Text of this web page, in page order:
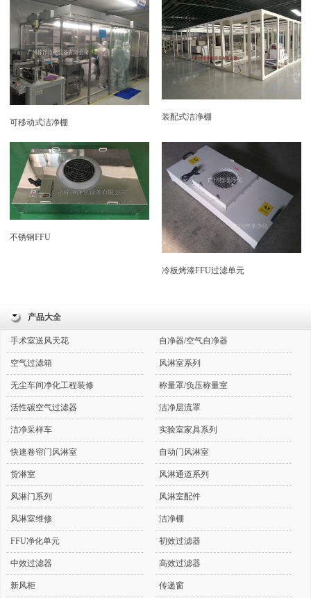
可移动式洁净棚
装配式洁净棚
不锈钢FFU
冷板烤漆FFU过滤单元
产品大全
手术室送风天花 自净器/空气自净器
空气过滤箱 风淋室系列
无尘车间净化工程装修 称量罩/负压称量室
活性碳空气过滤器 洁净层流罩
洁净采样车 实验室家具系列
快速卷帘门风淋室 自动门风淋室
货淋室 风淋通道系列
风淋门系列 风淋室配件
风淋室维修 洁净棚
FFU净化单元 初效过滤器
中效过滤器 高效过滤器
新风柜 传递窗